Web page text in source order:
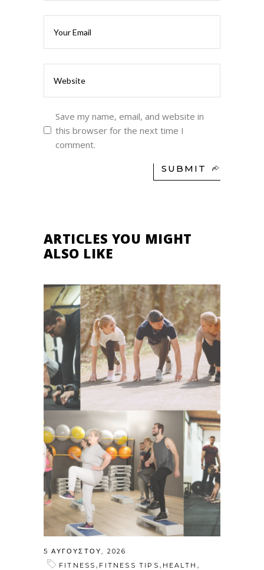
Save my name, email, and website in
this browser for the next time I
comment.
SUBMIT
ARTICLES YOU MIGHT
ALSO LIKE
5 ΑΥΓΟΎΣΤΟΥ, 2026
FITNESS , FITNESS TIPS , HEALTH ,